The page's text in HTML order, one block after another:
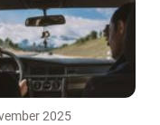
2025